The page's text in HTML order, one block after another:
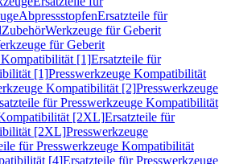
AbpressstopfenErsatzteile für
ZubehörWerkzeuge für Geberit
für Geberit
Kompatibilität [1]Ersatzteile für
[1]Presswerkzeuge Kompatibilität
Kompatibilität [2]Presswerkzeuge
für Presswerkzeuge Kompatibilität
[2XL]Ersatzteile für
[2XL]Presswerkzeuge
für Presswerkzeuge Kompatibilität
[4]Ersatzteile für Presswerkzeuge